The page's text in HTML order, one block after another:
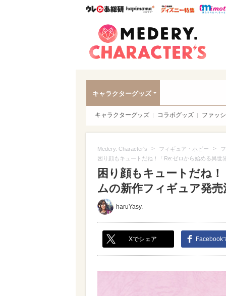
ウレぴあ総研ハピママ*
ウレぴ
キャラクターグッズ
キャラクターグッズ コラボグッズ ファッ
Medery. Character's > フィギュア・ホビー >
困り顔もキュートだね！「Re:ゼロから始める異
困り顔もキュートだね
ムの新作フィギュア発売
haruYasy.
Xでシェア Facebook